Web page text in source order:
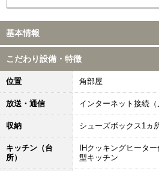
基本情報
こだわり設備・特徴
位置 角部屋
放送・通信 インターネット接続（
収納 シューズボックス1ヵ
キッチン（台
所）
IHクッキングヒータ
型キッチン